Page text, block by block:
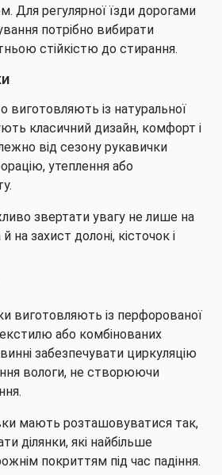
Для регулярної їзди дорогами
потрібно вибирати
стійкістю до стирання.
виготовляють із натуральної
класичний дизайн, комфорт і
від сезону рукавички
утеплення або
звертати увагу не лише на
на захист долоні, кісточок і
виготовляють із перфорованої
або комбінованих
забезпечувати циркуляцію
вологи, не створюючи
мають розташовуватися так,
ділянки, які найбільше
покриттям під час падіння.